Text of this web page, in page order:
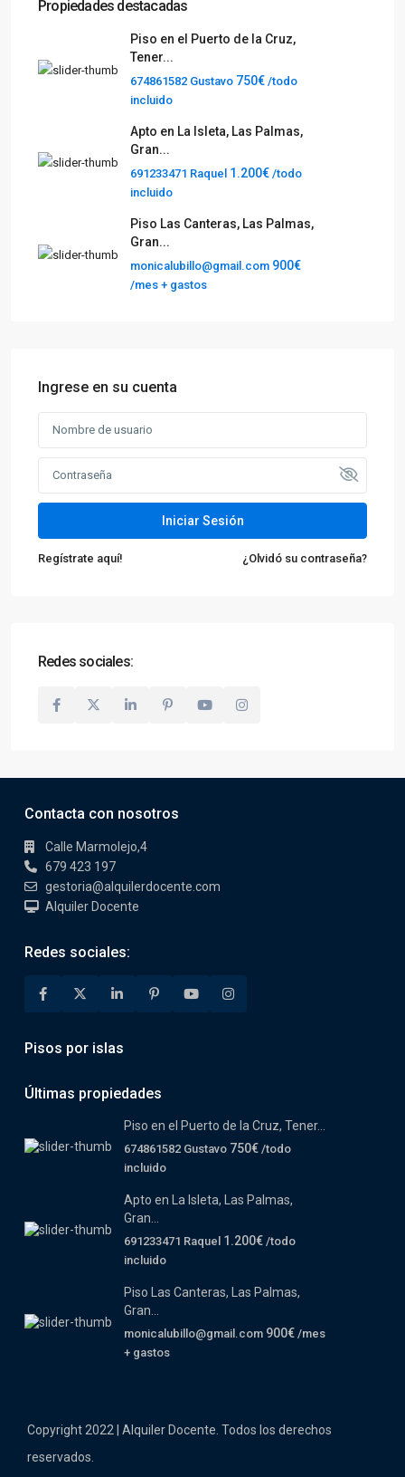
Propiedades destacadas
Piso en el Puerto de la Cruz,
Tener...
674861582 Gustavo 750€ /todo
incluido
Apto en La Isleta, Las Palmas,
Gran...
691233471 Raquel 1.200€ /todo
incluido
Piso Las Canteras, Las Palmas,
Gran...
monicalubillo@gmail.com 900€
/mes + gastos
Ingrese en su cuenta
Iniciar Sesión
Regístrate aquí! ¿Olvidó su contraseña?
Redes sociales:
Contacta con nosotros
Calle Marmolejo,4
679 423 197
gestoria@alquilerdocente.com
Alquiler Docente
Redes sociales:
Pisos por islas
Últimas propiedades
Piso en el Puerto de la Cruz, Tener...
674861582 Gustavo 750€ /todo
incluido
Apto en La Isleta, Las Palmas,
Gran...
691233471 Raquel 1.200€ /todo
incluido
Piso Las Canteras, Las Palmas,
Gran...
monicalubillo@gmail.com 900€ /mes
+ gastos
Copyright 2022 | Alquiler Docente. Todos los derechos
reservados.